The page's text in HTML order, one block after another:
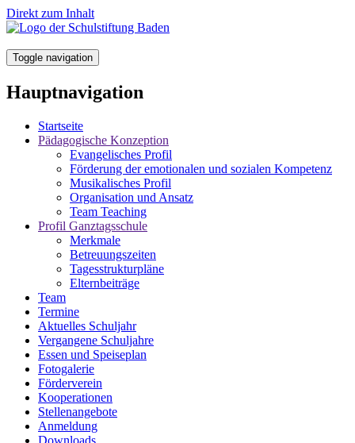
Direkt zum Inhalt
Toggle navigation
Hauptnavigation
Startseite
Pädagogische Konzeption
Evangelisches Profil
Förderung der emotionalen und sozialen Kompetenz
Musikalisches Profil
Organisation und Ansatz
Team Teaching
Profil Ganztagsschule
Merkmale
Betreuungszeiten
Tagesstrukturpläne
Elternbeiträge
Team
Termine
Aktuelles Schuljahr
Vergangene Schuljahre
Essen und Speiseplan
Fotogalerie
Förderverein
Kooperationen
Stellenangebote
Anmeldung
Downloads